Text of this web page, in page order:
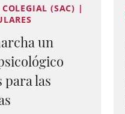
(SAC) |
un
para las